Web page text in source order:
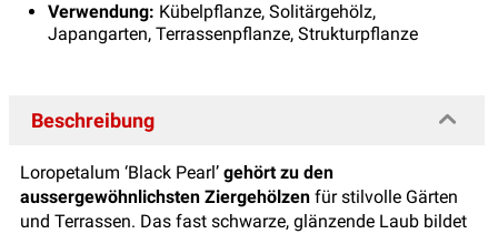
Verwendung: Kübelpflanze, Solitärgehölz,
Japangarten, Terrassenpflanze, Strukturpflanze
Beschreibung
Loropetalum ‘Black Pearl’ gehört zu den
aussergewöhnlichsten Ziergehölzen für stilvolle Gärten
und Terrassen. Das fast schwarze, glänzende Laub bildet